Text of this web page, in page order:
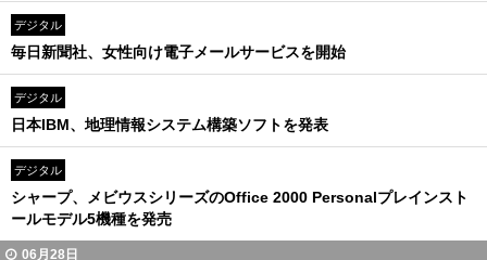
デジタル
毎日新聞社、女性向け電子メールサービスを開始
デジタル
日本IBM、地理情報システム構築ソフトを発表
デジタル
シャープ、メビウスシリーズのOffice 2000 Personalプレインスト
ールモデル5機種を発売
06月28日